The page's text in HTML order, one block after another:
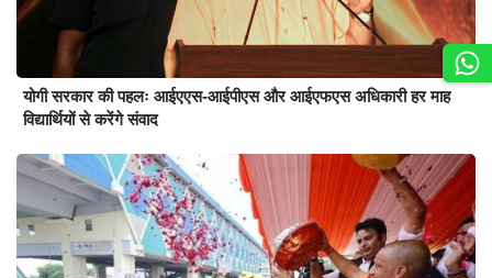
योगी सरकार की पहलः आईएएस-आईपीएस और आईएफएस अधिकारी हर माह
विद्यार्थियों से करेंगे संवाद